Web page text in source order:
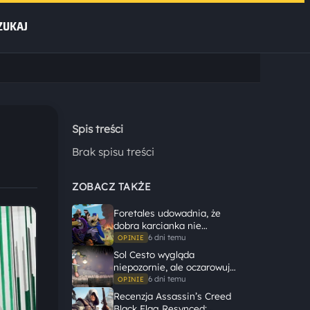
Spis treści
Brak spisu treści
ZOBACZ TAKŻE
Foretales udowadnia, że
dobra karcianka nie
potrzebuje wielkiego
świata, żeby opowiedzieć
dużą historię
OPINIE 6 dni temu
Sol Cesto wygląda
niepozornie, ale oczarowuje
gameplayem
OPINIE 6 dni temu
Recenzja Assassin’s Creed